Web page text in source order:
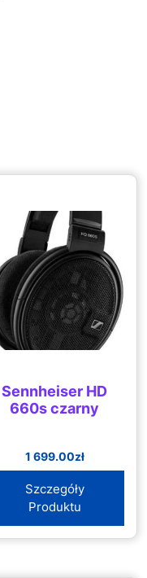
Sennheiser HD
660s czarny
1 699.00zł
Szczegóły
Produktu